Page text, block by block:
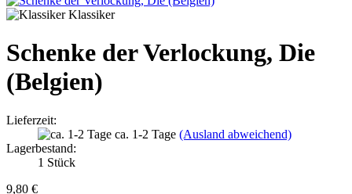
Klassiker
Schenke der Verlockung, Die
(Belgien)
Lieferzeit:
ca. 1-2 Tage (Ausland abweichend)
Lagerbestand:
1 Stück
9,80 €